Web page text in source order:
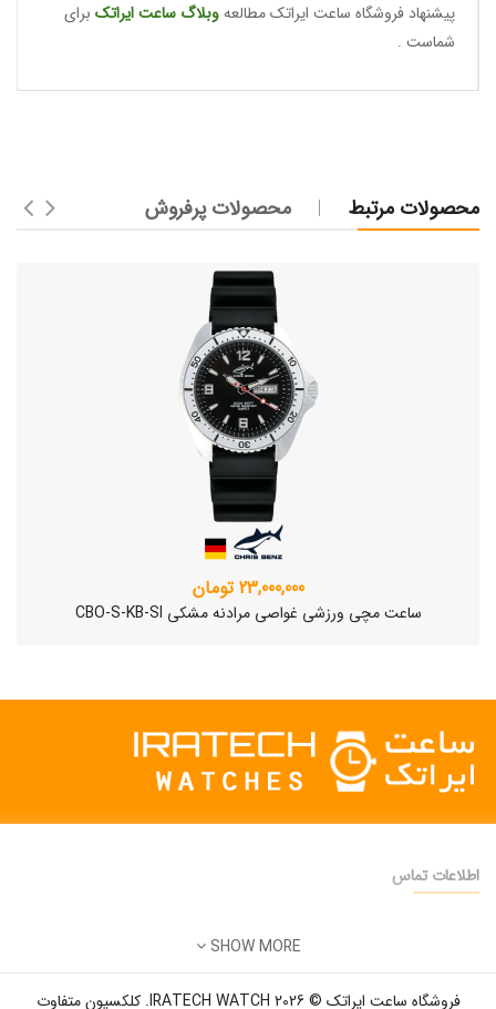
پیشنهاد فروشگاه ساعت ایراتک مطالعهوبلاگ ساعتایراتک برای
شماست .
محصولات مرتبط محصولات پرفروش
23,000,000 تومان
ساعت مچی ورزشی غواصی مرادنه مشکی CBO-S-KB-SI
ساعت مچی سوئیسی SLOW "AM/PM" – 01..
12,500,000 تومان
اطلاعات تماس
ایمیل:
SHOW MORE
فروشگاه ساعت ایراتک © 2026 IRATECH WATCH. کلکسیون متفاوت